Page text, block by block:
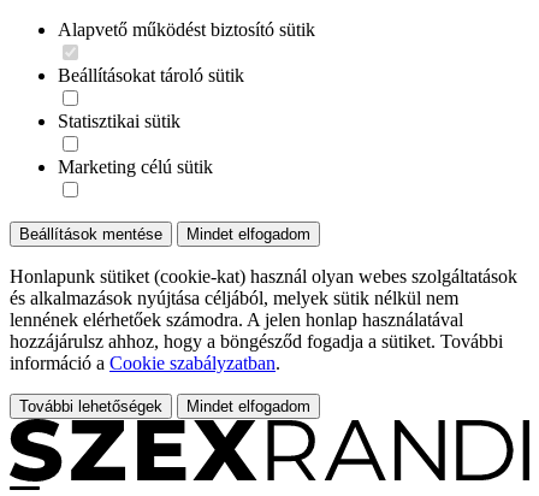
Alapvető működést biztosító sütik
Beállításokat tároló sütik
Statisztikai sütik
Marketing célú sütik
Beállítások mentése Mindet elfogadom
Honlapunk sütiket (cookie-kat) használ olyan webes szolgáltatások
és alkalmazások nyújtása céljából, melyek sütik nélkül nem
lennének elérhetőek számodra. A jelen honlap használatával
hozzájárulsz ahhoz, hogy a böngésződ fogadja a sütiket. További
információ a Cookie szabályzatban.
További lehetőségek Mindet elfogadom